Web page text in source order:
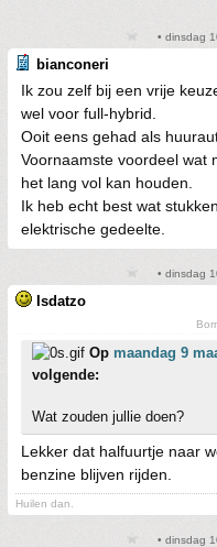
• dinsdag
bianconeri
Ik zou zelf bij een vrije
wel voor full-hybrid.
Ooit eens gehad als
Voornaamste voordeel wat
het lang vol kan houden.
Ik heb echt best wat
elektrische gedeelte.
• dinsdag
Isdatzo
Op maandag 9
volgende:
Wat zouden jullie doen?
Lekker dat halfuurtje naar
benzine blijven rijden.
Huilen dan.
• dinsdag